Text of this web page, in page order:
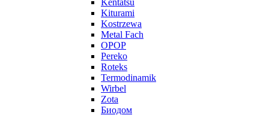
Kentatsu
Kiturami
Kostrzewa
Metal Fach
OPOP
Pereko
Roteks
Termodinamik
Wirbel
Zota
Биодом